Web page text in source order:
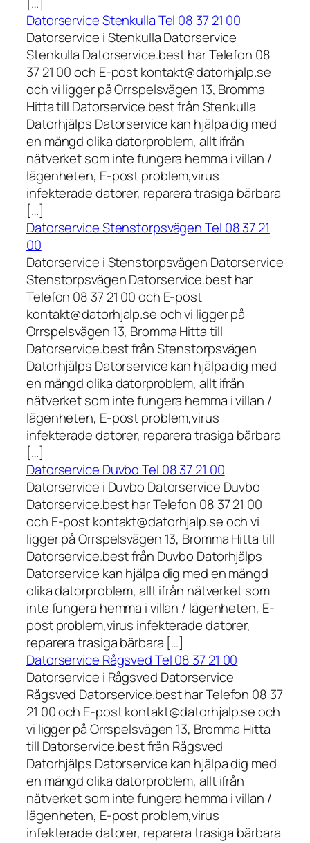
Datorservice Stenkulla Tel 08 37 21 00
Datorservice i Stenkulla Datorservice
Stenkulla Datorservice.best har Telefon 08
37 21 00 och E-post kontakt@datorhjalp.se
och vi ligger på Orrspelsvägen 13, Bromma
Hitta till Datorservice.best från Stenkulla
Datorhjälps Datorservice kan hjälpa dig med
en mängd olika datorproblem, allt ifrån
nätverket som inte fungera hemma i villan /
lägenheten, E-post problem,virus
infekterade datorer, reparera trasiga bärbara
[…]
Datorservice Stenstorpsvägen Tel 08 37 21
00
Datorservice i Stenstorpsvägen Datorservice
Stenstorpsvägen Datorservice.best har
Telefon 08 37 21 00 och E-post
kontakt@datorhjalp.se och vi ligger på
Orrspelsvägen 13, Bromma Hitta till
Datorservice.best från Stenstorpsvägen
Datorhjälps Datorservice kan hjälpa dig med
en mängd olika datorproblem, allt ifrån
nätverket som inte fungera hemma i villan /
lägenheten, E-post problem,virus
infekterade datorer, reparera trasiga bärbara
[…]
Datorservice Duvbo Tel 08 37 21 00
Datorservice i Duvbo Datorservice Duvbo
Datorservice.best har Telefon 08 37 21 00
och E-post kontakt@datorhjalp.se och vi
ligger på Orrspelsvägen 13, Bromma Hitta till
Datorservice.best från Duvbo Datorhjälps
Datorservice kan hjälpa dig med en mängd
olika datorproblem, allt ifrån nätverket som
inte fungera hemma i villan / lägenheten, E-
post problem,virus infekterade datorer,
reparera trasiga bärbara […]
Datorservice Rågsved Tel 08 37 21 00
Datorservice i Rågsved Datorservice
Rågsved Datorservice.best har Telefon 08 37
21 00 och E-post kontakt@datorhjalp.se och
vi ligger på Orrspelsvägen 13, Bromma Hitta
till Datorservice.best från Rågsved
Datorhjälps Datorservice kan hjälpa dig med
en mängd olika datorproblem, allt ifrån
nätverket som inte fungera hemma i villan /
lägenheten, E-post problem,virus
infekterade datorer, reparera trasiga bärbara